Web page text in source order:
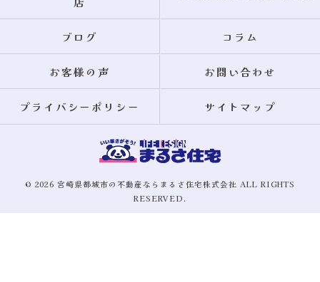
ブログ コラム
お客様の声 お問い合わせ
プライバシーポリシー サイトマップ
© 2026 宮崎県都城市の不動産ならまるさ住宅株式会社 ALL RIGHTS
RESERVED.